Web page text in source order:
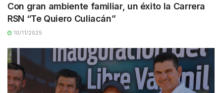
Con gran ambiente familiar, un éxito la Carrera
RSN “Te Quiero Culiacán”
10/11/2025